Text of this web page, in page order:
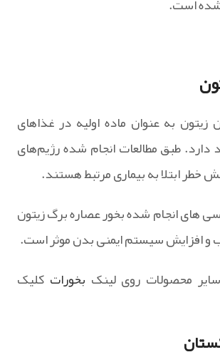
به عنوان ماده اولیه در غذاهای
دارد. طبق مطالعات انجام شده رژیم‌های
خطر ابتلا به بیماری مرتبط هستند.
های انجام شده بخور عصاره برگ زیتون
و افزایش سیستم ایمنی بدن موثر است.
محصولات روی لینک بخورات کلیک